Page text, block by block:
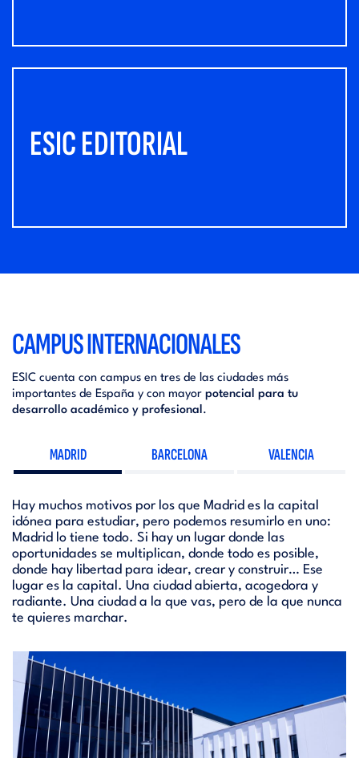
ESIC EDITORIAL
CAMPUS INTERNACIONALES
ESIC cuenta con campus en tres de las ciudades más
importantes de España y con mayor potencial para tu
desarrollo académico y profesional .
MADRID BARCELONA VALENCIA
Hay muchos motivos por los que Madrid es la capital
idónea para estudiar, pero podemos resumirlo en uno:
Madrid lo tiene todo. Si hay un lugar donde las
oportunidades se multiplican, donde todo es posible,
donde hay libertad para idear, crear y construir… Ese
lugar es la capital. Una ciudad abierta, acogedora y
radiante. Una ciudad a la que vas, pero de la que nunca
te quieres marchar.